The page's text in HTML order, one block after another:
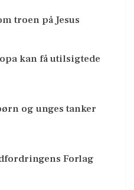
troen på Jesus
kan få utilsigtede
og unges tanker
Forlag